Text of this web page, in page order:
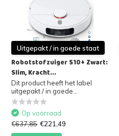
Uitgepakt / in goede staat
Robotstofzuiger S10+ Zwart:
Slim, Kracht...
Dit product heeft het label
uitgepakt / in goede...
Op voorraad
€637,85 €221,49